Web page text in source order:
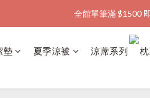
加入會員購物金  馬
全館單筆滿 $1500
加入會員購物金  馬
墊 夏季涼被 涼蓆系列